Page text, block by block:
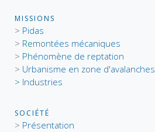
MISSIONS
> Pidas
> Remontées mécaniques
> Phénomène de reptation
> Urbanisme en zone d'avalanches
> Industries
SOCIÉTÉ
> Présentation